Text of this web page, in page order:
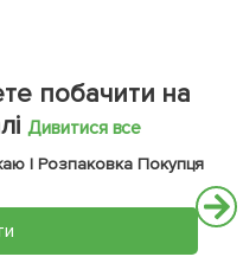
побачити на
Дивитися все
| Розпаковка Покупця